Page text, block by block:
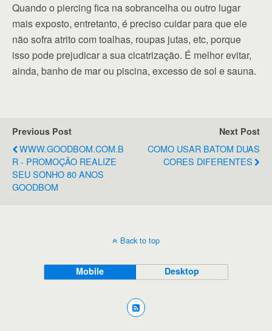
Quando o piercing fica na sobrancelha ou outro lugar
mais exposto, entretanto, é preciso cuidar para que ele
não sofra atrito com toalhas, roupas jutas, etc, porque
isso pode prejudicar a sua cicatrização. É melhor evitar,
ainda, banho de mar ou piscina, excesso de sol e sauna.
Previous Post
WWW.GOODBOM.COM.B
R - PROMOÇÃO REALIZE
SEU SONHO 80 ANOS
GOODBOM
Next Post
COMO USAR BATOM DUAS
CORES DIFERENTES
Back to top
Mobile Desktop